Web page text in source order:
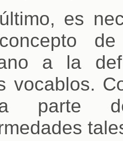
es
a la
vocablos.
parte